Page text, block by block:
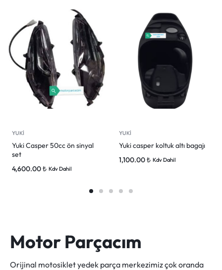
YUKİ
Yuki Casper 50cc ön sinyal
set
4,600.00₺ Kdv Dahil
YUKİ
Yuki casper koltuk altı bagajı
1,100.00₺ Kdv Dahil
Motor Parçacım
Orijinal motosiklet yedek parça merkezimiz çok oranda